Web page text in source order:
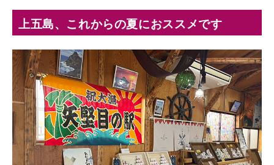
上五島、これからの夏におススメです